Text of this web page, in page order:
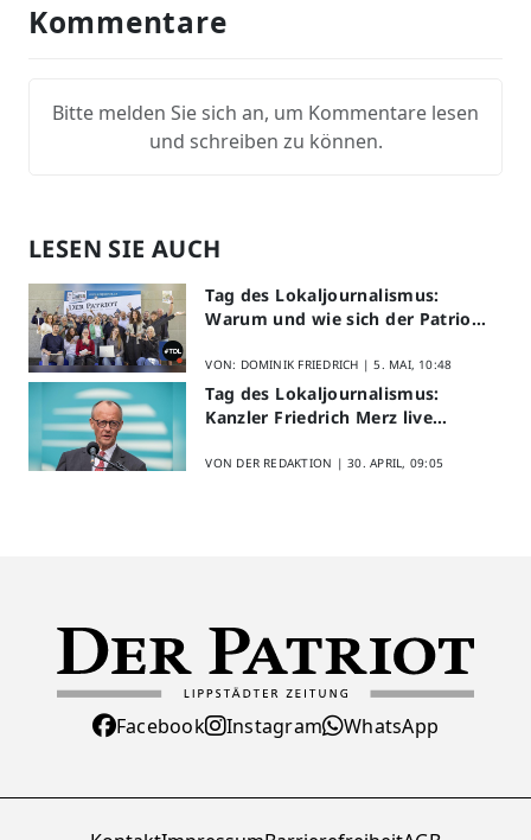
Kommentare
Bitte melden Sie sich an, um Kommentare lesen
und schreiben zu können.
LESEN SIE AUCH
Tag des Lokaljournalismus:
Warum und wie sich der Patriot
VON: DOMINIK FRIEDRICH |5. MAI, 10:48
Tag des Lokaljournalismus:
Kanzler Friedrich Merz live
VON DER REDAKTION |30. APRIL, 09:05
Facebook Instagram WhatsApp